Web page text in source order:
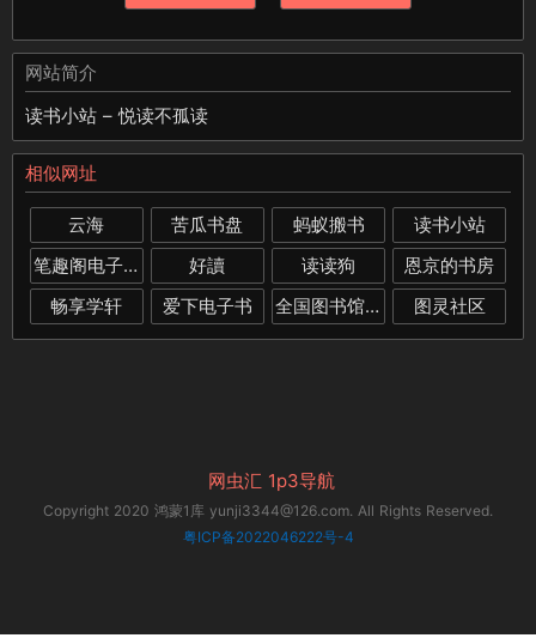
网站简介
读书小站 – 悦读不孤读
相似网址
云海 苦瓜书盘 蚂蚁搬书
读书小站
笔趣阁电子书下载
好讀 读读狗
恩京的书房
畅享学轩
爱下电子书 全国图书馆参考咨询联盟 图灵社区
网虫汇 1p3导航
Copyright 2020 鸿蒙1库 yunji3344@126.com. All Rights Reserved.
粤ICP备2022046222号-4